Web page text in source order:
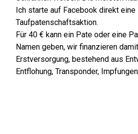
Ich starte auf Facebook direkt eine
Taufpatenschaftsaktion.
Für 40 € kann ein Pate oder eine
Namen geben, wir finanzieren
Erstversorgung, bestehend aus
Entflohung, Transponder,